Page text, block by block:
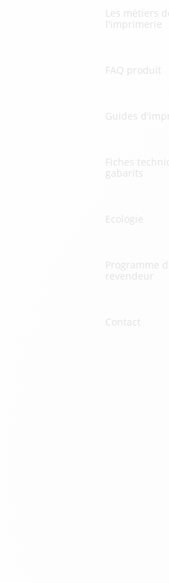
Les métiers
l'imprimerie
FAQ produit
Guides
Fiches
gabarits
Ecologie
Programme
revendeur
Contact